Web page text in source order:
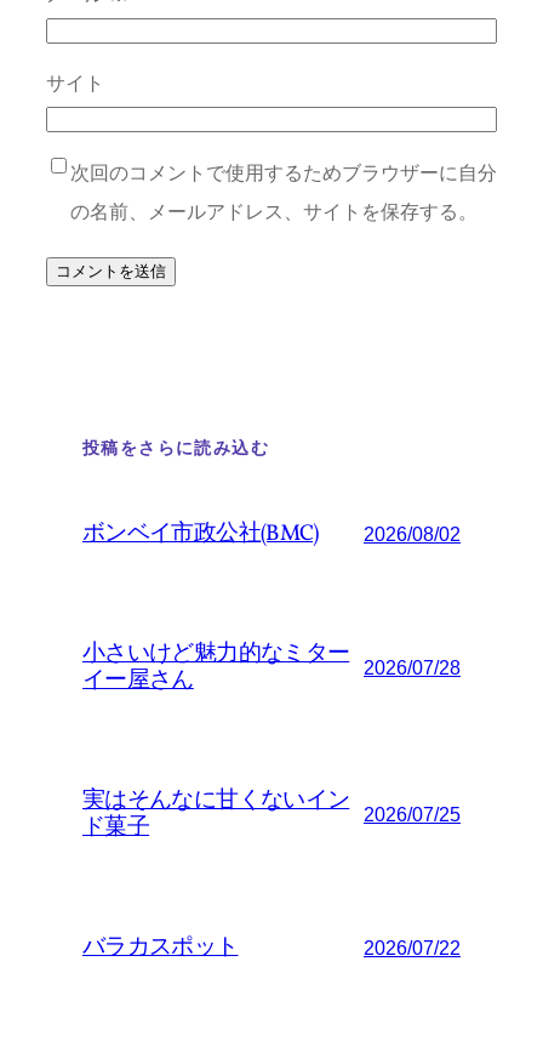
サイト
次回のコメントで使用するためブラウザーに自分
の名前、メールアドレス、サイトを保存する。
投稿をさらに読み込む
ボンベイ市政公社(BMC) 2026/08/02
小さいけど魅力的なミター
イー屋さん
2026/07/28
実はそんなに甘くないイン
ド菓子
2026/07/25
バラカスポット 2026/07/22